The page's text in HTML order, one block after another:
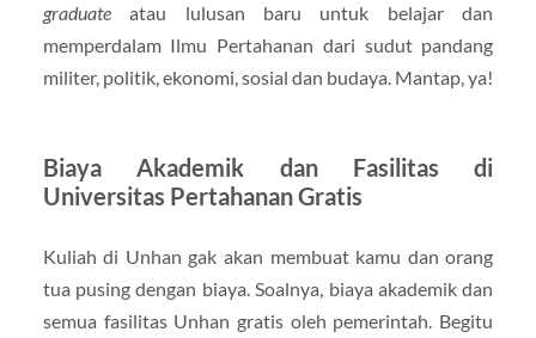
graduateatau lulusan baru untuk belajar dan
memperdalam Ilmu Pertahanan dari sudut pandang
militer, politik, ekonomi, sosial dan budaya. Mantap, ya!
Biaya Akademik dan Fasilitas di
Universitas Pertahanan Gratis
Kuliah di Unhan gak akan membuat kamu dan orang
tua pusing dengan biaya. Soalnya, biaya akademik dan
semua fasilitas Unhan gratis oleh pemerintah. Begitu